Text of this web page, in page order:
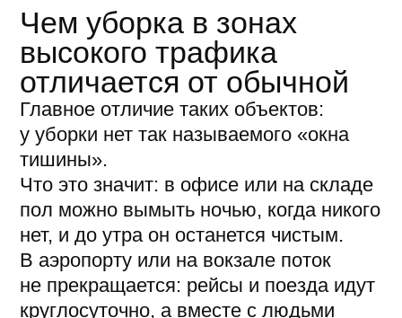
с пассажирами, детьми и багажными
тележками, и причин внепланово
изменить маршрут здесь масса.
Поэтому на первый план выходит
не максимальная скорость сама
по себе, а предсказуемость поведения
техники: робот должен уверенно
объезжать препятствия, уступать
дорогу и не создавать заторов.